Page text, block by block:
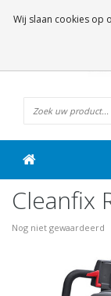
Cleanfix
Nog niet gewaardeerd
Wij slaan cookies op